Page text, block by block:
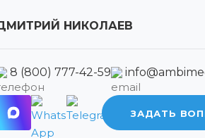
НИКОЛАЕВ
8 (800) 777-42-59
ЗАДАТЬ